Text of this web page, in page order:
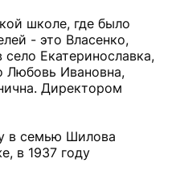
школе, где было
- это Власенко,
Екатеринославка,
Любовь Ивановна,
Директором
в семью Шилова
в 1937 году